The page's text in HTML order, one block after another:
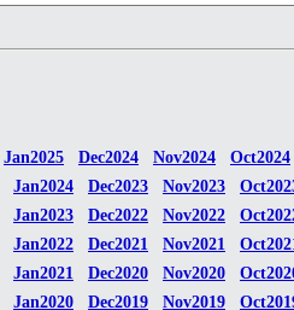
Jan2025 Dec2024 Nov2024
Oct2024
Jan2024 Dec2023 Nov2023
Jan2023 Dec2022 Nov2022
Jan2022 Dec2021 Nov2021
Jan2021 Dec2020 Nov2020
Jan2020 Dec2019 Nov2019